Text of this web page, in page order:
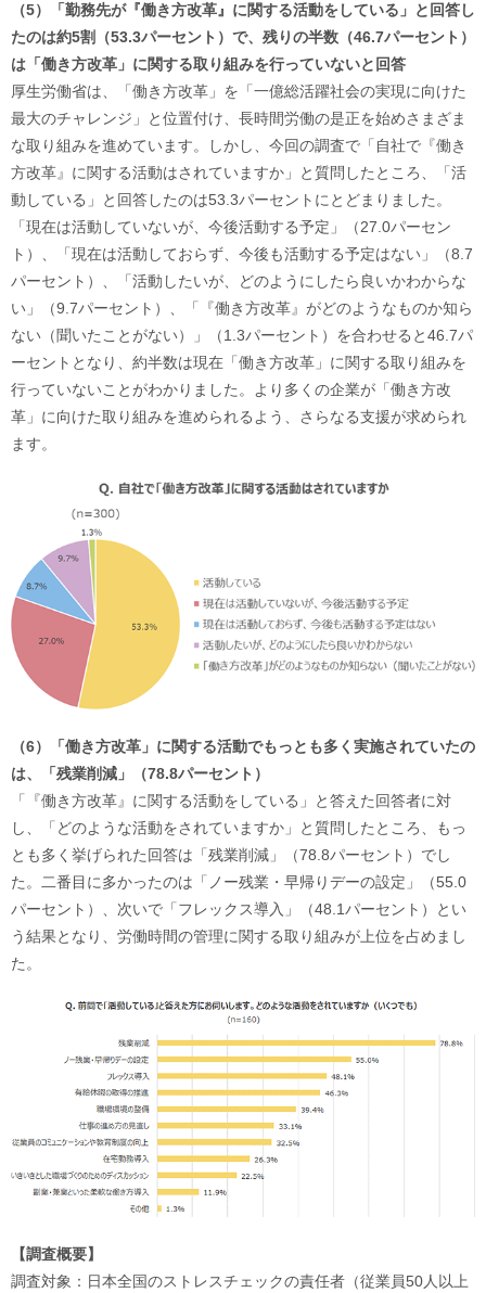
（5）「勤務先が『働き方改革』に関する活動をしている」と回答し
たのは約5割（53.3パーセント）で、残りの半数（46.7パーセント）
は「働き方改革」に関する取り組みを行っていないと回答
厚生労働省は、「働き方改革」を「一億総活躍社会の実現に向けた
最大のチャレンジ」と位置付け、長時間労働の是正を始めさまざま
な取り組みを進めています。しかし、今回の調査で「自社で『働き
方改革』に関する活動はされていますか」と質問したところ、「活
動している」と回答したのは53.3パーセントにとどまりました。
「現在は活動していないが、今後活動する予定」（27.0パーセン
ト）、「現在は活動しておらず、今後も活動する予定はない」（8.7
パーセント）、「活動したいが、どのようにしたら良いかわからな
い」（9.7パーセント）、「『働き方改革』がどのようなものか知ら
ない（聞いたことがない）」（1.3パーセント）を合わせると46.7パ
ーセントとなり、約半数は現在「働き方改革」に関する取り組みを
行っていないことがわかりました。より多くの企業が「働き方改
革」に向けた取り組みを進められるよう、さらなる支援が求められ
ます。
（6）「働き方改革」に関する活動でもっとも多く実施されていたの
は、「残業削減」（78.8パーセント）
「『働き方改革』に関する活動をしている」と答えた回答者に対
し、「どのような活動をされていますか」と質問したところ、もっ
とも多く挙げられた回答は「残業削減」（78.8パーセント）でし
た。二番目に多かったのは「ノー残業・早帰りデーの設定」（55.0
パーセント）、次いで「フレックス導入」（48.1パーセント）とい
う結果となり、労働時間の管理に関する取り組みが上位を占めまし
た。
【調査概要】
調査対象：日本全国のストレスチェックの責任者（従業員50人以上